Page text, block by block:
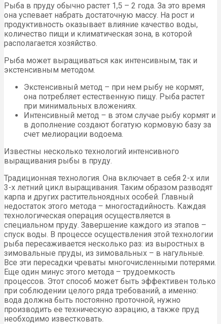
Рыба в пруду обычно растет 1,5 – 2 года. За это время
она успевает набрать достаточную массу. На рост и
продуктивность оказывает влияние качество воды,
количество пищи и климатическая зона, в которой
располагается хозяйство.
Рыба может выращиваться как интенсивным, так и
экстенсивным методом.
Экстенсивный метод – при нем рыбу не кормят,
она потребляет естественную пищу. Рыба растет
при минимальных вложениях.
Интенсивный метод – в этом случае рыбу кормят и
в дополнение создают богатую кормовую базу за
счет мелиорации водоема.
Известны несколько технологий интенсивного
выращивания рыбы в пруду.
Традиционная технология. Она включает в себя 2-х или
3-х летний цикл выращивания. Таким образом разводят
карпа и других растительноядных особей. Главный
недостаток этого метода – многостадийность. Каждая
технологическая операция осуществляется в
специальном пруду. Завершение каждого из этапов –
спуск воды. В процессе осуществления этой технологии
рыба пересаживается несколько раз: из выростных в
зимовальные пруды, из зимовальных – в нагульные.
Все эти пересадки чреваты многочисленными потерями.
Еще один минус этого метода – трудоемкость
процессов. Этот способ может быть эффективен только
при соблюдении целого ряда требований, а именно:
вода должна быть постоянно проточной, нужно
производить ее техническую аэрацию, а также пруд
необходимо известковать.